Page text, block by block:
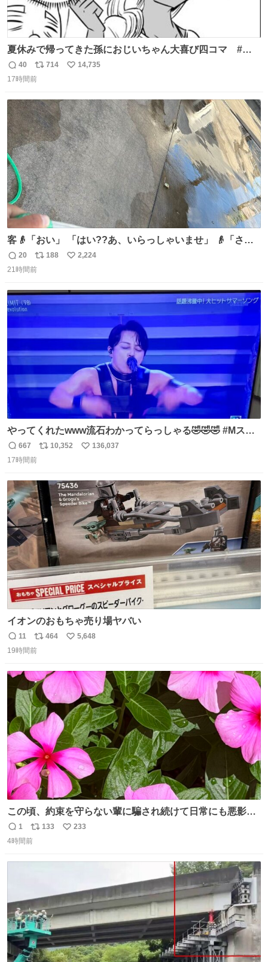
夏休みで帰ってきた孫におじいちゃん大喜び四コマ #四
コマ漫画 #Web漫画 #漫画が読めるハッシュタグ
返
信
40
リ
ポ
ト
数
714
い
数
14,735
17時間前
客👴「おい」 「はい??あ、いらっしゃいませ」 👴「さっ
きからずっと水出しっぱなしでもったいないだろ」 「静電
気を逃がし、熱くなった地面の温度を下げ、引火事故の防
ことをするな!!」 それでは歌います、聞いてください 「井
戸水」
返
信
20
リ
ポ
ト
188
い
数
2,224
21時間前
やってくれたwww流石わかってらっしゃる🤣🤣🤣 #Mステ
#西川貴教
返
信
667
リ
ト
数
10,352
い
数
136,037
17時間前
イオンのおもちゃ売り場ヤバい
返
信
11
リ
ポ
ト
数
464
い
数
5,648
19時間前
この頃、約束を守らない輩に騙され続けて日常にも悪影響
が出てきて仕事も出来ずでストレスマックス。 解決には断
ち切るのみ。 そんな時に美しい光景は救いの刻です。 人様
気もない。 実直に生きる！ 今日も嘘に負けずに頑張りま
返
信
1
リ
ポ
133
い
233
4時間前